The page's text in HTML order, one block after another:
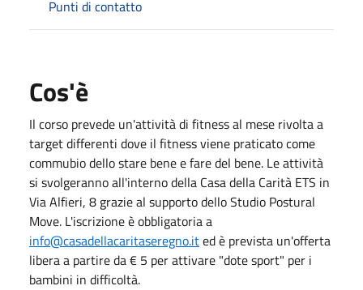
Punti di contatto
Cos'è
Il corso prevede un'attività di fitness al mese rivolta a
target differenti dove il fitness viene praticato come
commubio dello stare bene e fare del bene. Le attività
si svolgeranno all'interno della Casa della Carità ETS in
Via Alfieri, 8 grazie al supporto dello Studio Postural
Move. L'iscrizione è obbligatoria a
info@casadellacaritaseregno.ited è prevista un'offerta
libera a partire da € 5 per attivare "dote sport" per i
bambini in difficoltà.